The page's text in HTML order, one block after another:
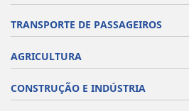
TRANSPORTE DE PASSAGEIROS
AGRICULTURA
CONSTRUÇÃO E INDÚSTRIA